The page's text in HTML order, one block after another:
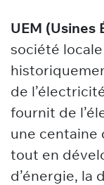
UEM (Usines
société
de
fournit de
une centaine
tout en
d’énergie, la